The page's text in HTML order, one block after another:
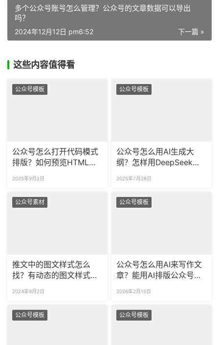
多个公众号账号怎么管理？公众号的文章数据可以导出
吗？
下一篇 »
2024年12月12日 pm6:52
这些内容值得看
公众号模板
公众号怎么打开代码模式
排版？如何预览HTML代
2025年9月2日
公众号模板
公众号怎么用AI生成大
纲？怎样用DeepSeek排
2025年7月28日
公众号素材
推文中的图文样式怎么
找？有动态的图文样式
2024年9月2日
公众号模板
公众号怎么用AI来写作文
章？能用AI排版公众号的
2026年2月15日
公众号模板 公众号模板